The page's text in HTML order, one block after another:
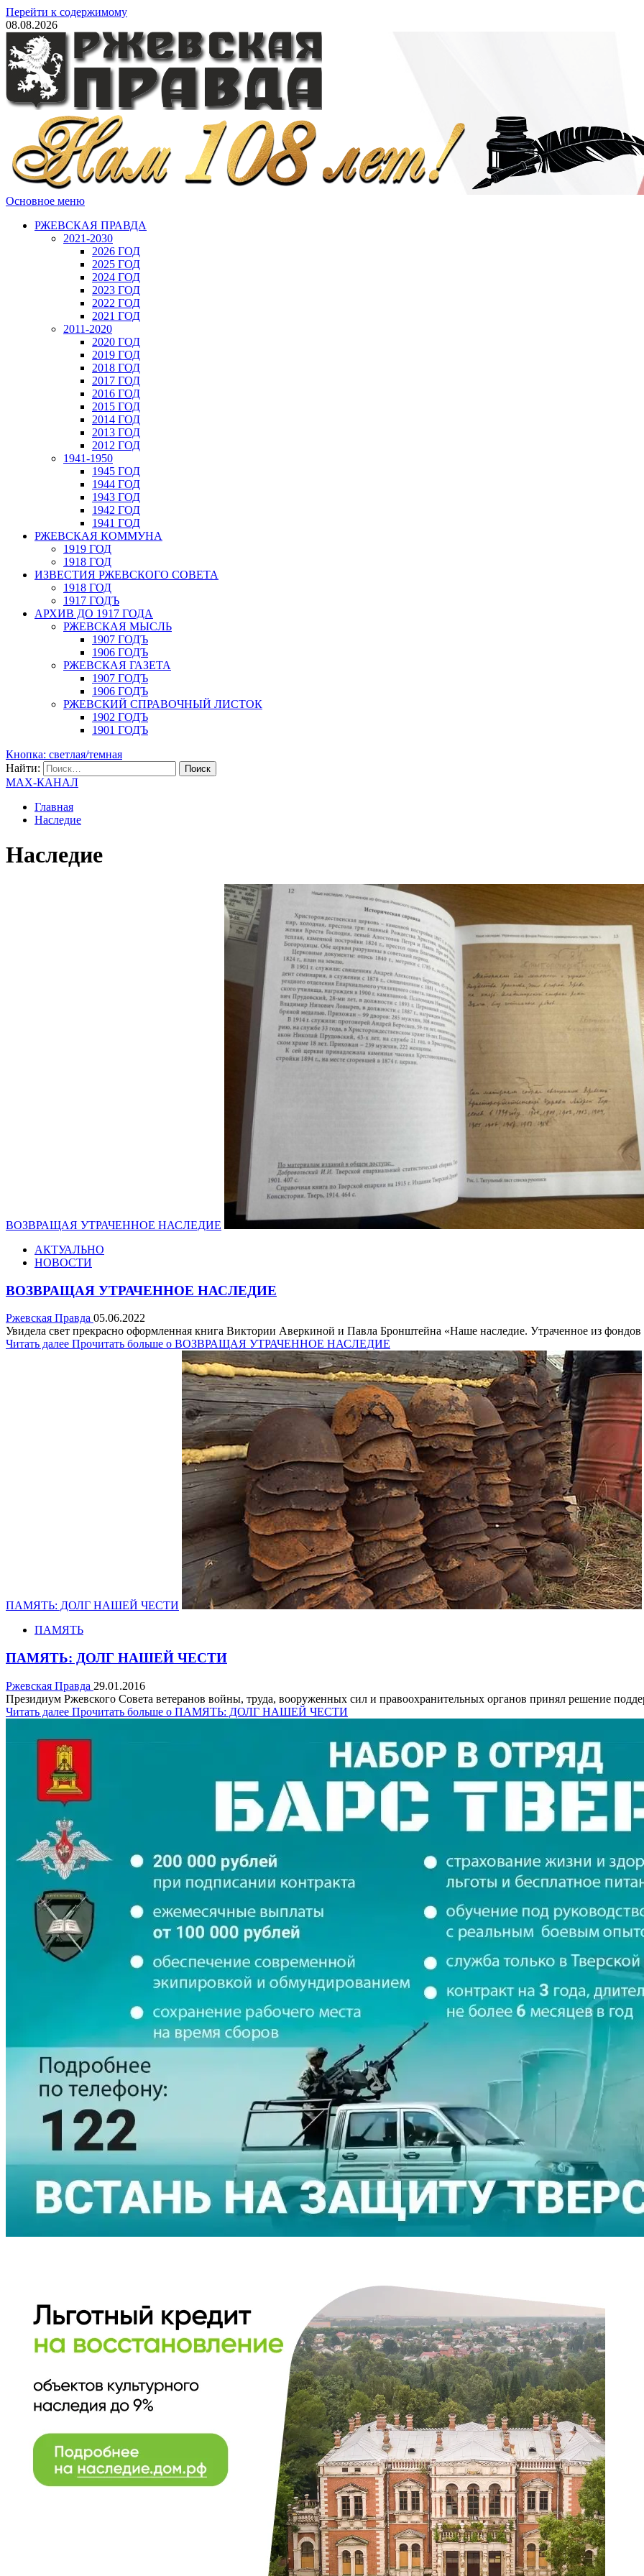
Перейти к содержимому
08.08.2026
Основное меню
РЖЕВСКАЯ ПРАВДА
2021-2030
2026 ГОД
2025 ГОД
2024 ГОД
2023 ГОД
2022 ГОД
2021 ГОД
2011-2020
2020 ГОД
2019 ГОД
2018 ГОД
2017 ГОД
2016 ГОД
2015 ГОД
2014 ГОД
2013 ГОД
2012 ГОД
1941-1950
1945 ГОД
1944 ГОД
1943 ГОД
1942 ГОД
1941 ГОД
РЖЕВСКАЯ КОММУНА
1919 ГОД
1918 ГОД
ИЗВЕСТИЯ РЖЕВСКОГО СОВЕТА
1918 ГОД
1917 ГОДЪ
АРХИВ ДО 1917 ГОДА
РЖЕВСКАЯ МЫСЛЬ
1907 ГОДЪ
1906 ГОДЪ
РЖЕВСКАЯ ГАЗЕТА
1907 ГОДЪ
1906 ГОДЪ
РЖЕВСКИЙ СПРАВОЧНЫЙ ЛИСТОК
1902 ГОДЪ
1901 ГОДЪ
Кнопка: светлая/темная
Найти:
MAX-КАНАЛ
Главная
Наследие
Наследие
ВОЗВРАЩАЯ УТРАЧЕННОЕ НАСЛЕДИЕ
АКТУАЛЬНО
НОВОСТИ
ВОЗВРАЩАЯ УТРАЧЕННОЕ НАСЛЕДИЕ
Ржевская Правда 05.06.2022
Увидела свет прекрасно оформленная книга Виктории Аверкиной и Павла Бронштейна «Наше наследие. Утраченное из фондов
Читать далее Прочитать больше о ВОЗВРАЩАЯ УТРАЧЕННОЕ НАСЛЕДИЕ
ПАМЯТЬ: ДОЛГ НАШЕЙ ЧЕСТИ
ПАМЯТЬ
ПАМЯТЬ: ДОЛГ НАШЕЙ ЧЕСТИ
Ржевская Правда 29.01.2016
Президиум Ржевского Совета ветеранов войны, труда, вооруженных сил и правоохранительных органов принял решение
Читать далее Прочитать больше о ПАМЯТЬ: ДОЛГ НАШЕЙ ЧЕСТИ